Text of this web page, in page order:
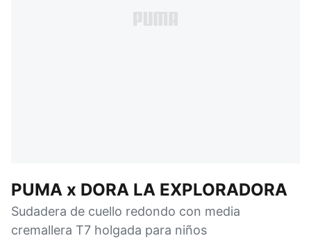
PUMA x DORA LA EXPLORADORA
Sudadera de cuello redondo con media
cremallera T7 holgada para niños